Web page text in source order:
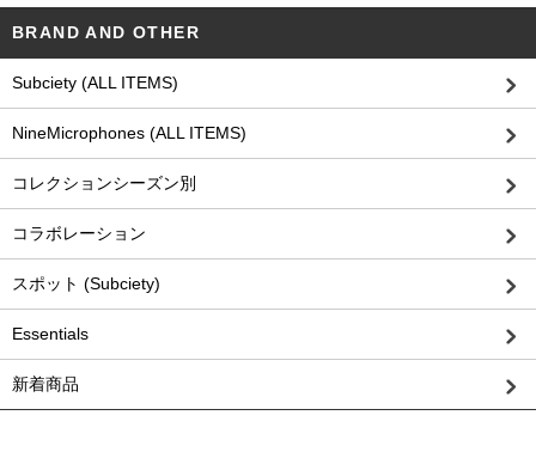
BRAND AND OTHER
Subciety (ALL ITEMS)
NineMicrophones (ALL ITEMS)
コレクションシーズン別
コラボレーション
スポット (Subciety)
Essentials
新着商品